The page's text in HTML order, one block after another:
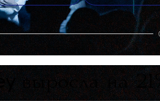
выросла на